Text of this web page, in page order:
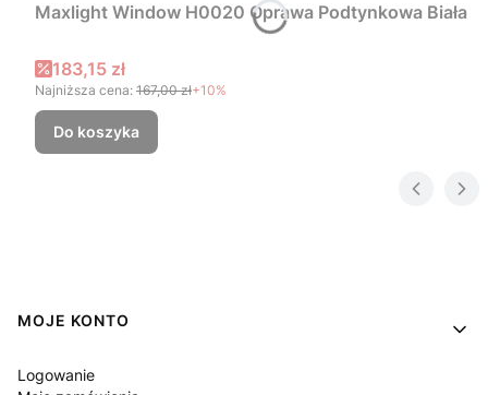
Maxlight Window H0020 Oprawa Podtynkowa Biała
Cena promocyjna
183,15 zł
Najniższa cena: 167,00 zł+10%
Do koszyka
Linki w stopce
MOJE KONTO
Logowanie